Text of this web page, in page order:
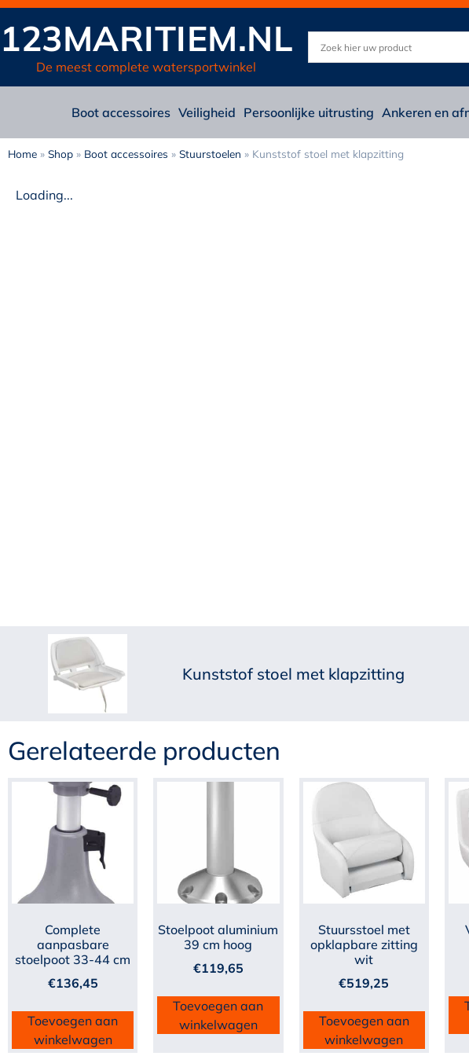
123MARITIEM.NL
De meest complete watersportwinkel
Boot accessoires Veiligheid Persoonlijke uitrusting Ankeren en
Home » Shop » Boot accessoires » Stuurstoelen » Kunststof stoel met klapzitting
Loading...
Kunststof stoel met klapzitting
Gerelateerde producten
Complete
aanpasbare
stoelpoot 33-44 cm
€136,45
Toevoegen aan
winkelwagen
Stoelpoot aluminium
39 cm hoog
€119,65
Toevoegen aan
winkelwagen
Stuursstoel met
opklapbare zitting
wit
€519,25
Toevoegen aan
winkelwagen